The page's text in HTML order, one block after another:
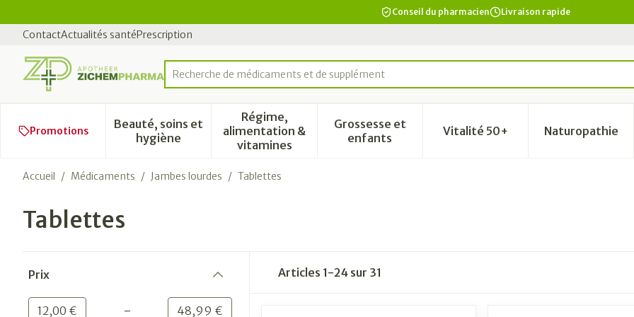
Conseil du pharmacien Livraison rapide
ContactActualités santéPrescription
Rechercher
Promotions
Beauté, soins et
hygièneAfficher le sous-menu pour la catégorie Beauté, soins et hygiène
Régime,
alimentation &
vitamines
Afficher le sous-menu pour la catégorie Régime, alimentation &
Grossesse et
enfantsAfficher le sous-menu pour la catégorie
Vitalité 50+Afficher le sous-menu pour
Naturopathie
Afficher
Accueil / Médicaments / Jambes lourdes / Tablettes
Tablettes
Prix
Valeur minimale
12,00 € - Valeur maximale
48,99 €
Articles 1-24 sur 31